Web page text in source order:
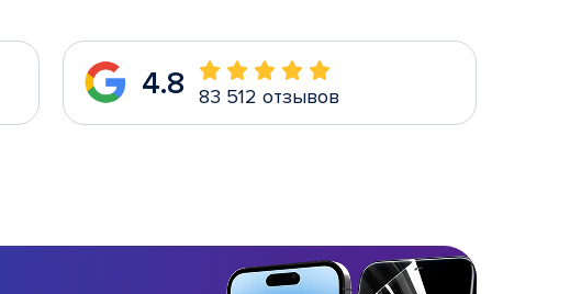
4.8 83 512 отзывов